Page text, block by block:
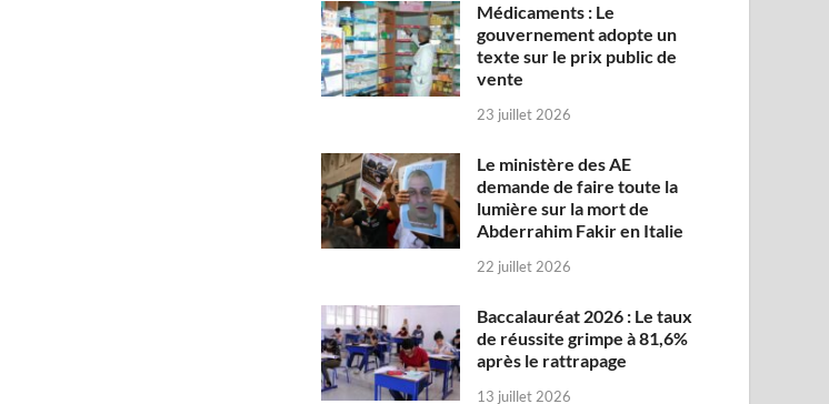
Médicaments : Le
gouvernement adopte un
texte sur le prix public de
vente
23 juillet 2026
Le ministère des AE
demande de faire toute la
lumière sur la mort de
Abderrahim Fakir en Italie
22 juillet 2026
Baccalauréat 2026 : Le taux
de réussite grimpe à 81,6%
après le rattrapage
13 juillet 2026